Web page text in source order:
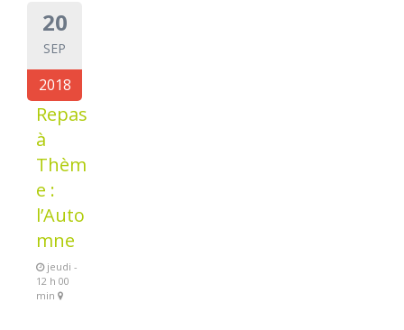
20
SEP
2018
Repas
à
Thèm
e :
l’Auto
mne
jeudi -
12 h 00
min